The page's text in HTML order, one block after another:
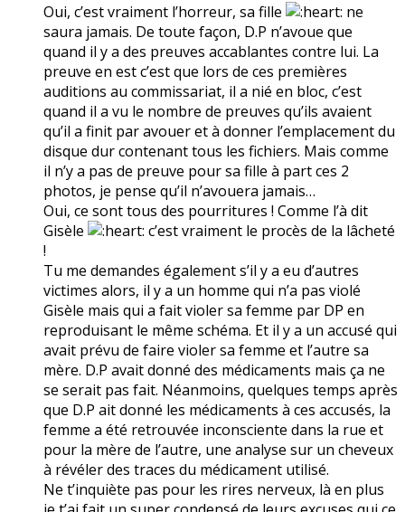
Oui, c’est vraiment l’horreur, sa fille
ne
saura jamais. De toute façon, D.P n’avoue que
quand il y a des preuves accablantes contre lui. La
preuve en est c’est que lors de ces premières
auditions au commissariat, il a nié en bloc, c’est
quand il a vu le nombre de preuves qu’ils avaient
qu’il a finit par avouer et à donner l’emplacement du
disque dur contenant tous les fichiers. Mais comme
il n’y a pas de preuve pour sa fille à part ces 2
photos, je pense qu’il n’avouera jamais…
Oui, ce sont tous des pourritures ! Comme l’à dit
Gisèle
c’est vraiment le procès de la lâcheté
!
Tu me demandes également s’il y a eu d’autres
victimes alors, il y a un homme qui n’a pas violé
Gisèle mais qui a fait violer sa femme par DP en
reproduisant le même schéma. Et il y a un accusé qui
avait prévu de faire violer sa femme et l’autre sa
mère. D.P avait donné des médicaments mais ça ne
se serait pas fait. Néanmoins, quelques temps après
que D.P ait donné les médicaments à ces accusés, la
femme a été retrouvée inconsciente dans la rue et
pour la mère de l’autre, une analyse sur un cheveux
à révéler des traces du médicament utilisé.
Ne t’inquiète pas pour les rires nerveux, là en plus